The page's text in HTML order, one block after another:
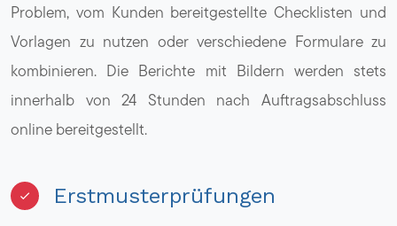
Problem, vom Kunden bereitgestellte Checklisten und
Vorlagen zu nutzen oder verschiedene Formulare zu
kombinieren. Die Berichte mit Bildern werden stets
innerhalb von 24 Stunden nach Auftragsabschluss
online bereitgestellt.
Erstmusterprüfungen